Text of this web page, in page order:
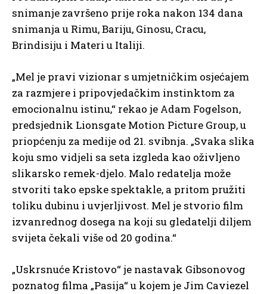
snimanje završeno prije roka nakon 134 dana
snimanja u Rimu, Bariju, Ginosu, Cracu,
Brindisiju i Materi u Italiji.
„Mel je pravi vizionar s umjetničkim osjećajem
za razmjere i pripovjedačkim instinktom za
emocionalnu istinu,“ rekao je Adam Fogelson,
predsjednik Lionsgate Motion Picture Group, u
priopćenju za medije od 21. svibnja. „Svaka slika
koju smo vidjeli sa seta izgleda kao oživljeno
slikarsko remek-djelo. Malo redatelja može
stvoriti tako epske spektakle, a pritom pružiti
toliku dubinu i uvjerljivost. Mel je stvorio film
izvanrednog dosega na koji su gledatelji diljem
svijeta čekali više od 20 godina.“
„Uskrsnuće Kristovo“ je nastavak Gibsonovog
poznatog filma „Pasija“ u kojem je Jim Caviezel